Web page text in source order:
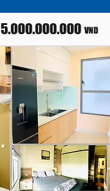
VND
5.000.000.000